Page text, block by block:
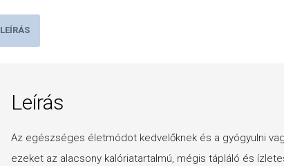
LEÍRÁS
Leírás
Az egészséges életmódot kedvelőknek és a gyógyulni
ezeket az alacsony kalóriatartalmú, mégis tápláló és